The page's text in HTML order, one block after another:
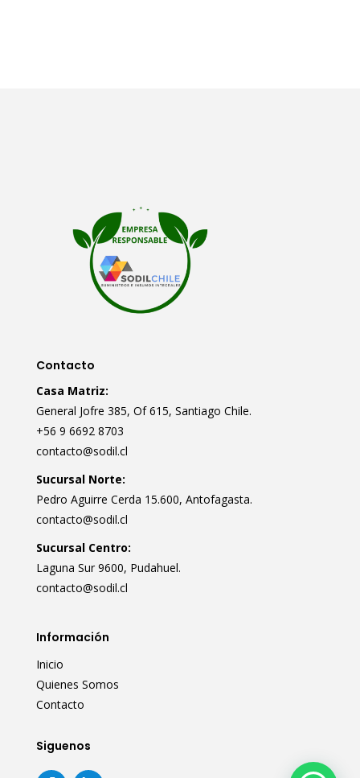
Contacto
Casa Matriz:
General Jofre 385, Of 615, Santiago Chile.
+56 9 6692 8703
contacto@sodil.cl
Sucursal Norte:
Pedro Aguirre Cerda 15.600, Antofagasta.
contacto@sodil.cl
Sucursal Centro:
Laguna Sur 9600, Pudahuel.
contacto@sodil.cl
Información
Inicio
Quienes Somos
Contacto
Siguenos